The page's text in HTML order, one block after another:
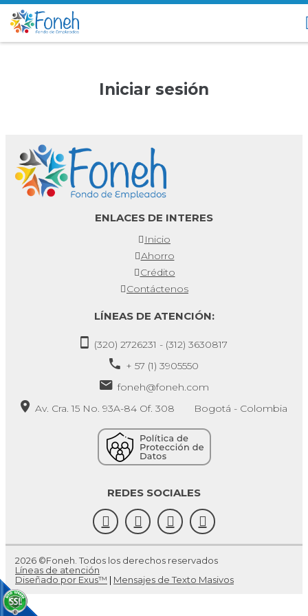
Iniciar sesión
ENLACES DE INTERES
Inicio
Ahorro
Crédito
Contáctenos
LÍNEAS DE ATENCIÓN:
(320) 2726231 - (312) 3630817
+ 57 (1) 3905550
foneh@foneh.com
Av. Cra. 15 No. 93A-84 Of. 308 Bogotá - Colombia
REDES SOCIALES
2026 ©Foneh. Todos los derechos reservados
Líneas de atención
Diseñado por Exus™ | Mensajes de Texto Masivos